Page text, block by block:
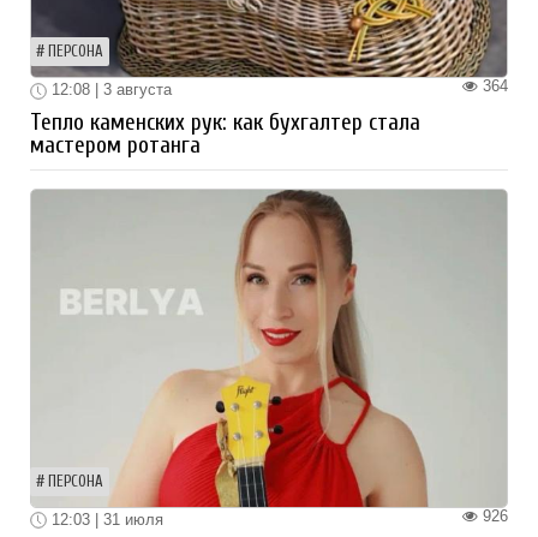
ПЕРСОНА
364
12:08 | 3 августа
Тепло каменских рук: как бухгалтер стала
мастером ротанга
ПЕРСОНА
926
12:03 | 31 июля